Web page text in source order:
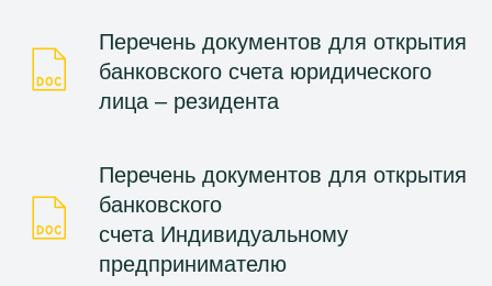
Перечень документов для открытия
банковского счета юридического
лица – резидента
Перечень документов для открытия
банковского
счета Индивидуальному
предпринимателю